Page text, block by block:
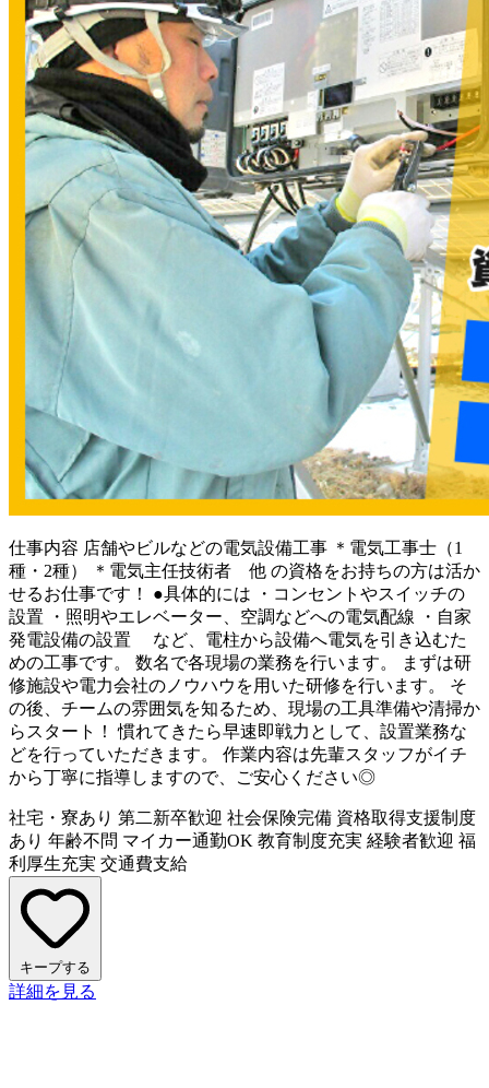
仕事内容 店舗やビルなどの電気設備工事 ＊電気工事士（1
種・2種） ＊電気主任技術者 他 の資格をお持ちの方は活か
せるお仕事です！ ●具体的には ・コンセントやスイッチの
設置 ・照明やエレベーター、空調などへの電気配線 ・自家
発電設備の設置 など、電柱から設備へ電気を引き込むた
めの工事です。 数名で各現場の業務を行います。 まずは研
修施設や電力会社のノウハウを用いた研修を行います。 そ
の後、チームの雰囲気を知るため、現場の工具準備や清掃か
らスタート！ 慣れてきたら早速即戦力として、設置業務な
どを行っていただきます。 作業内容は先輩スタッフがイチ
から丁寧に指導しますので、ご安心ください◎
社宅・寮あり 第二新卒歓迎 社会保険完備 資格取得支援制度
あり 年齢不問 マイカー通勤OK 教育制度充実 経験者歓迎 福
利厚生充実 交通費支給
キープする
詳細を見る